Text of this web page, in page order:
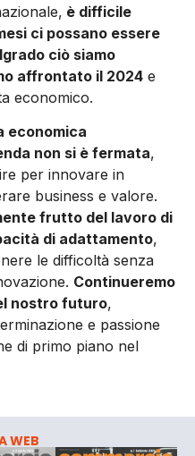
è difficile
ci possano essere
ciò siamo
affrontato il 2024 e
economico.
economica
non si è fermata,
per innovare in
business e valore.
frutto del lavoro di
di adattamento,
le difficoltà senza
Continueremo
nostro futuro,
e passione
di primo piano nel
WEB